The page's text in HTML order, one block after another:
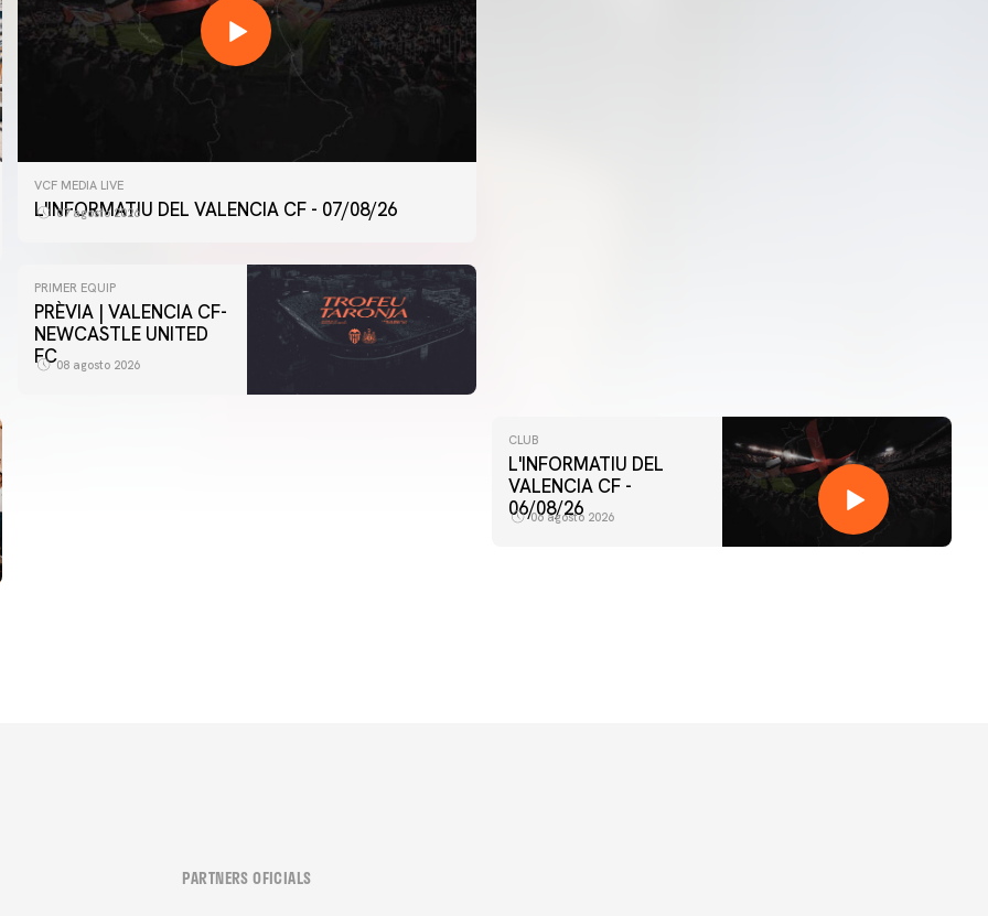
VCF MEDIA LIVE
L'INFORMATIU DEL VALENCIA CF - 07/08/26
07 agosto 2026
PRIMER EQUIP
PRÈVIA | VALENCIA CF-
NEWCASTLE UNITED
FC08 agosto 2026
CLUB
L'INFORMATIU DEL
VALENCIA CF -
06/08/26
06 agosto 2026
PARTNERS OFICIALS